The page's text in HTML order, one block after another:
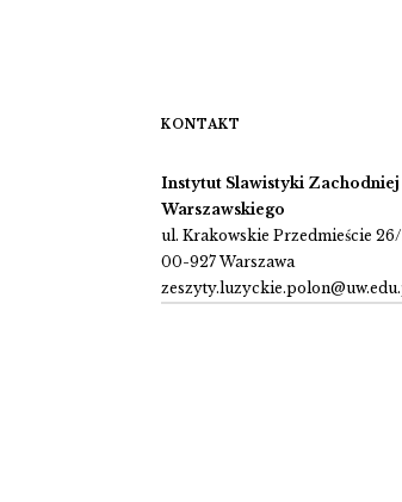
KONTAKT
Instytut Slawistyki Zachodniej
Warszawskiego
ul. Krakowskie Przedmieście
00-927 Warszawa